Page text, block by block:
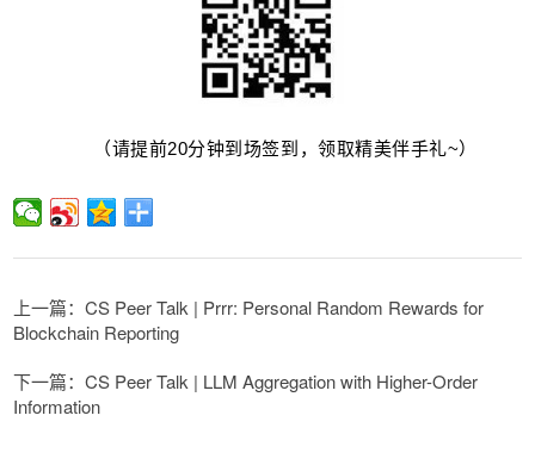
（请提前20分钟到场签到，领取精美伴手礼~）
上一篇：CS Peer Talk | Prrr: Personal Random Rewards for
Blockchain Reporting
下一篇：CS Peer Talk | LLM Aggregation with Higher-Order
Information